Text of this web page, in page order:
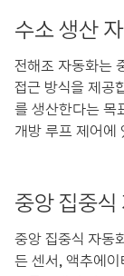
수소 생산
전해조 자동화는
접근 방식을 제공
를 생산한다는 목
개방 루프 제어에
중앙 집중
중앙 집중식 자동
든 센서, 액추에